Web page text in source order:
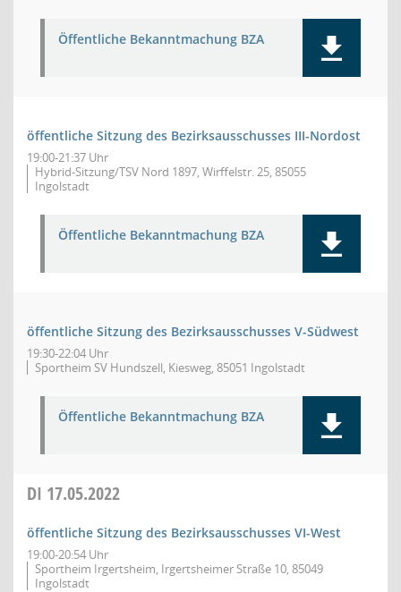
Öffentliche Bekanntmachung BZA
öffentliche Sitzung des Bezirksausschusses III-Nordost
19:00-21:37 Uhr
Hybrid-Sitzung/TSV Nord 1897, Wirffelstr. 25, 85055
Ingolstadt
Öffentliche Bekanntmachung BZA
öffentliche Sitzung des Bezirksausschusses V-Südwest
19:30-22:04 Uhr
Sportheim SV Hundszell, Kiesweg, 85051 Ingolstadt
Öffentliche Bekanntmachung BZA
DI 17.05.2022
öffentliche Sitzung des Bezirksausschusses VI-West
19:00-20:54 Uhr
Sportheim Irgertsheim, Irgertsheimer Straße 10, 85049
Ingolstadt